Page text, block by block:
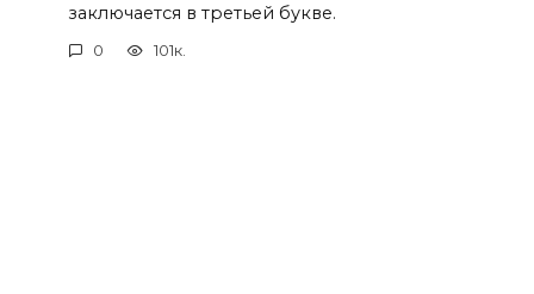
заключается в третьей букве.
0 101к.